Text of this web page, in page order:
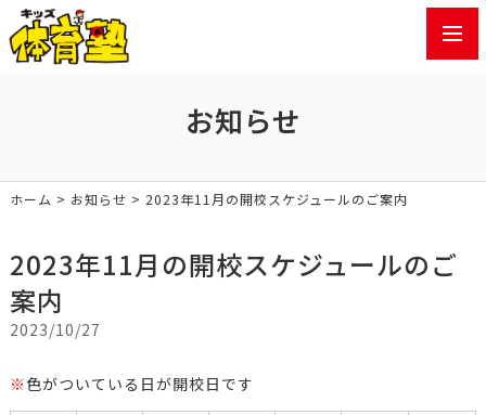
お知らせ
ホーム > お知らせ > 2023年11月の開校スケジュールのご案内
2023年11月の開校スケジュールのご
案内
2023/10/27
※ 色がついている日が開校日です